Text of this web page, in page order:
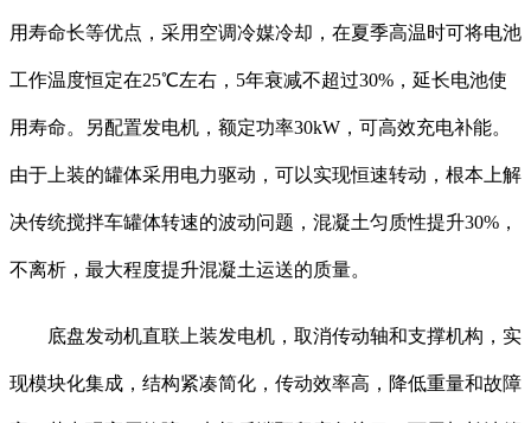
用寿命长等优点，采用空调冷媒冷却，在夏季高温时可将电池
工作温度恒定在25℃左右，5年衰减不超过30%，延长电池使
用寿命。另配置发电机，额定功率30kW，可高效充电补能。
由于上装的罐体采用电力驱动，可以实现恒速转动，根本上解
决传统搅拌车罐体转速的波动问题，混凝土匀质性提升30%，
不离析，最大程度提升混凝土运送的质量。
底盘发动机直联上装发电机，取消传动轴和支撑机构，实
现模块化集成，结构紧凑简化，传动效率高，降低重量和故障